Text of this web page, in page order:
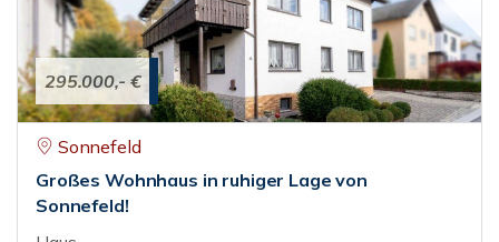
295.000,- €
Sonnefeld
Großes Wohnhaus in ruhiger Lage von
Sonnefeld!